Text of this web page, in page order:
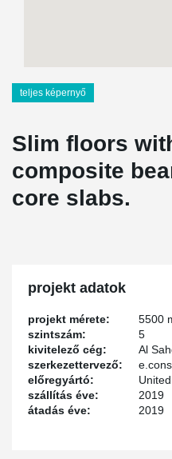
teljes képernyő
Slim floors
composite
core slabs.
projekt adatok
projekt mérete: 5500
szintszám:
5
kivitelező cég:
Al
szerkezettervező:
előregyártó:
szállítás éve:
2019
átadás éve:
2019